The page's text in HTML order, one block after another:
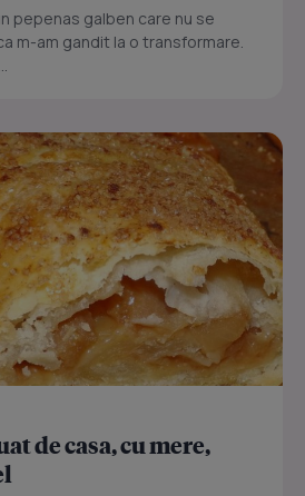
pepenas galben care nu se
m-am gandit la o transformare.
de casa, cu mere,